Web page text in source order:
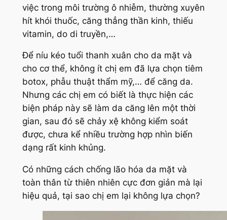
việc trong môi trường ô nhiễm, thường xuyên
hít khói thuốc, căng thẳng thần kinh, thiếu
vitamin, do di truyền,…
Để níu kéo tuổi thanh xuân cho da mặt và
cho cơ thể, không ít chị em đã lựa chọn tiêm
botox, phẫu thuật thẩm mỹ,… để căng da.
Nhưng các chị em có biết là thực hiện các
biện pháp này sẽ làm da căng lên một thời
gian, sau đó sẽ chảy xệ không kiểm soát
được, chưa kể nhiều trường hợp nhìn biến
dạng rất kinh khủng.
Có những cách chống lão hóa da mặt và
toàn thân từ thiên nhiên cực đơn giản mà lại
hiệu quả, tại sao chị em lại không lựa chọn?